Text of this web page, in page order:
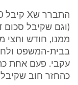
(וגם שקיבל
ממנו, חודש וחצי
בבית-המשפט
עקבי. פעם אחת
כהחזר חוב